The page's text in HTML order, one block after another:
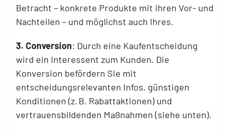
Betracht – konkrete Produkte mit ihren Vor- und
Nachteilen – und möglichst auch Ihres.
3. Conversion: Durch eine Kaufentscheidung
wird ein Interessent zum Kunden. Die
Konversion befördern Sie mit
entscheidungsrelevanten Infos, günstigen
Konditionen (z. B. Rabattaktionen) und
vertrauensbildenden Maßnahmen (siehe unten).